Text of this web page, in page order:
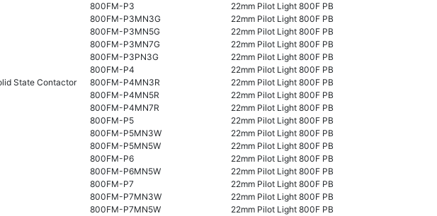
800FM-P3
22mm Pilot Light 800F PB
800FM-P3MN3G
22mm Pilot Light 800F PB
800FM-P3MN5G
22mm Pilot Light 800F PB
800FM-P3MN7G
22mm Pilot Light 800F PB
800FM-P3PN3G
22mm Pilot Light 800F PB
800FM-P4
22mm Pilot Light 800F PB
State Contactor 800FM-P4MN3R
22mm Pilot Light 800F PB
800FM-P4MN5R
22mm Pilot Light 800F PB
800FM-P4MN7R
22mm Pilot Light 800F PB
800FM-P5
22mm Pilot Light 800F PB
800FM-P5MN3W
22mm Pilot Light 800F PB
800FM-P5MN5W
22mm Pilot Light 800F PB
800FM-P6
22mm Pilot Light 800F PB
800FM-P6MN5W
22mm Pilot Light 800F PB
800FM-P7
22mm Pilot Light 800F PB
800FM-P7MN3W
22mm Pilot Light 800F PB
800FM-P7MN5W
22mm Pilot Light 800F PB